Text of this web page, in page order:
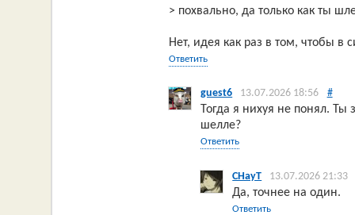
> похвально, да только как ты
Нет, идея как раз в том, чтобы в
Ответить
guest6 13.07.2026 18:56 #
Тогда я нихуя не понял. Ты
шелле?
Ответить
CHayT 13.07.2026 21:33
Да, точнее на один.
Ответить